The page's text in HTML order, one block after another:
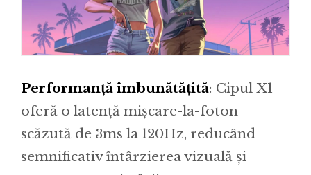
Performanță îmbunătățită: Cipul X1
oferă o latență mișcare-la-foton
scăzută de 3ms la 120Hz, reducând
semnificativ întârzierea vizuală și